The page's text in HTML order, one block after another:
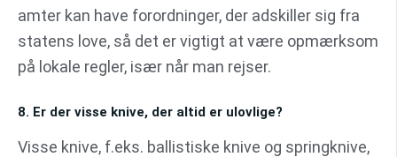
amter kan have forordninger, der adskiller sig fra
statens love, så det er vigtigt at være opmærksom
på lokale regler, især når man rejser.
8. Er der visse knive, der altid er ulovlige?
Visse knive, f.eks. ballistiske knive og springknive,